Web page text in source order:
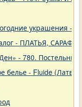
украшения -
- ПЛАТЬЯ,
- 780.
белье - Fluide